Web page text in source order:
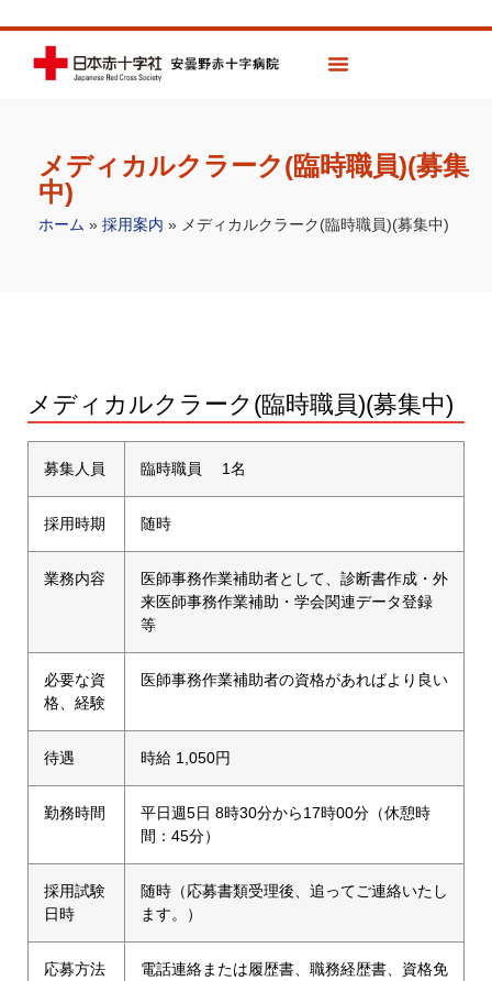
メディカルクラーク(臨時職員)(募集
中)
ホーム » 採用案内 » メディカルクラーク(臨時職員)(募集中)
メディカルクラーク(臨時職員)(募集中)
募集人員 臨時職員 1名
採用時期 随時
業務内容
医師事務作業補助者として、診断書作成・外
来医師事務作業補助・学会関連データ登録
等
必要な資
格、経験
医師事務作業補助者の資格があればより良い
待遇 時給 1,050円
勤務時間
平日週5日 8時30分から17時00分（休憩時
間：45分）
採用試験
日時
随時（応募書類受理後、追ってご連絡いたし
ます。）
応募方法
電話連絡または履歴書、職務経歴書、資格免